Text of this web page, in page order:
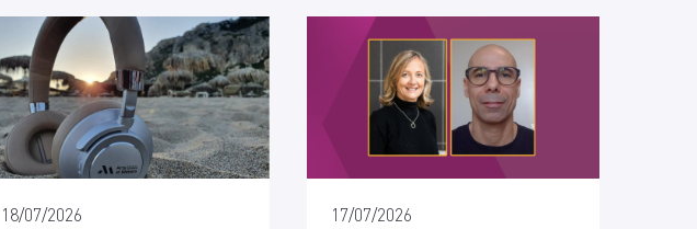
18/07/2026 17/07/2026